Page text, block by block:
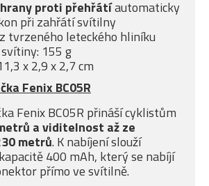
proti přehřátíautomaticky
při zahřátí svítilny
tvrzeného leteckého hliníku
155 g
x 2,9 x 2,7 cm
Fenix BC05R
Fenix BC05R přináší cyklistům
a viditelnost až ze
metrů. K nabíjení slouží
400 mAh, který se nabíjí
přímo ve svítilně.